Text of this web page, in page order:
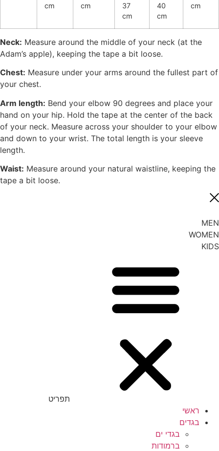
cm
cm
37
cm
40
cm
cm
Neck: Measure around the middle of your neck (at the
Adam’s apple), keeping the tape a bit loose.
Chest: Measure under your arms around the fullest part of
your chest.
Arm length: Bend your elbow 90 degrees and place your
hand on your hip. Hold the tape at the center of the back
of your neck. Measure across your shoulder to your elbow
and down to your wrist. The total length is your sleeve
length.
Waist: Measure around your natural waistline, keeping the
tape a bit loose.
MEN
WOMEN
KIDS
תפריט
ראשי
בגדים
בגדי ים
ברמודות